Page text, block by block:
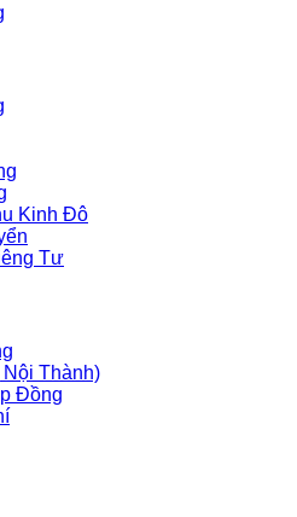
Kinh Đô
Tư
Thành)
Đồng